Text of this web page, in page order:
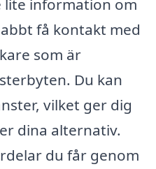
lite information om
få kontakt med
som är
Du kan
vilket ger dig
dina alternativ.
du får genom